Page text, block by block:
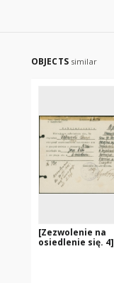
OBJECTS similar
[Zezwolenie na
osiedlenie się. 4]